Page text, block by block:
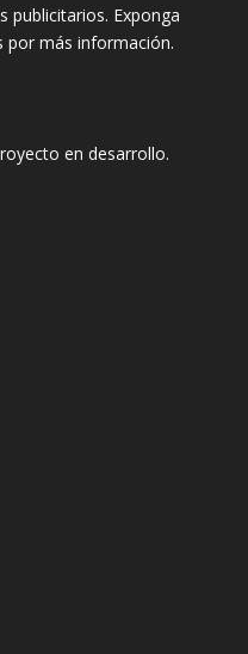
publicitarios. Exponga
por más información.
en desarrollo.